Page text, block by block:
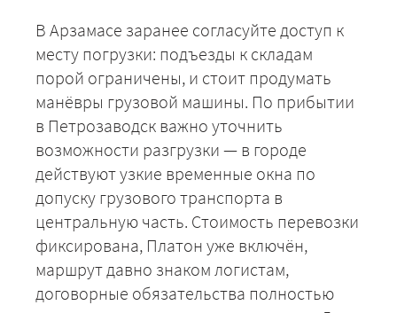
В Арзамасе заранее согласуйте доступ к
месту погрузки: подъезды к складам
порой ограничены, и стоит продумать
манёвры грузовой машины. По прибытии
в Петрозаводск важно уточнить
возможности разгрузки — в городе
действуют узкие временные окна по
допуску грузового транспорта в
центральную часть. Стоимость перевозки
фиксирована, Платон уже включён,
маршрут давно знаком логистам,
договорные обязательства полностью